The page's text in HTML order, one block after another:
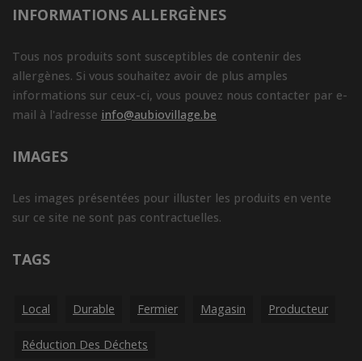
INFORMATIONS ALLERGÈNES
Tous nos produits sont susceptibles de contenir des
allergènes. Si vous souhaitez avoir de plus amples
informations sur ceux-ci, vous pouvez nous contacter par e-
mail à l'adresse info@aubiovillage.be
IMAGES
Les images présentées pour illuster les produits en vente
sur ce site ne sont pas contractuelles.
TAGS
Local Durable Fermier Magasin Producteur
Réduction Des Déchets